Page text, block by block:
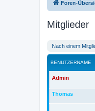
Foren-
Mitglieder
Nach einem
BENUTZERNAME
Admin
Thomas